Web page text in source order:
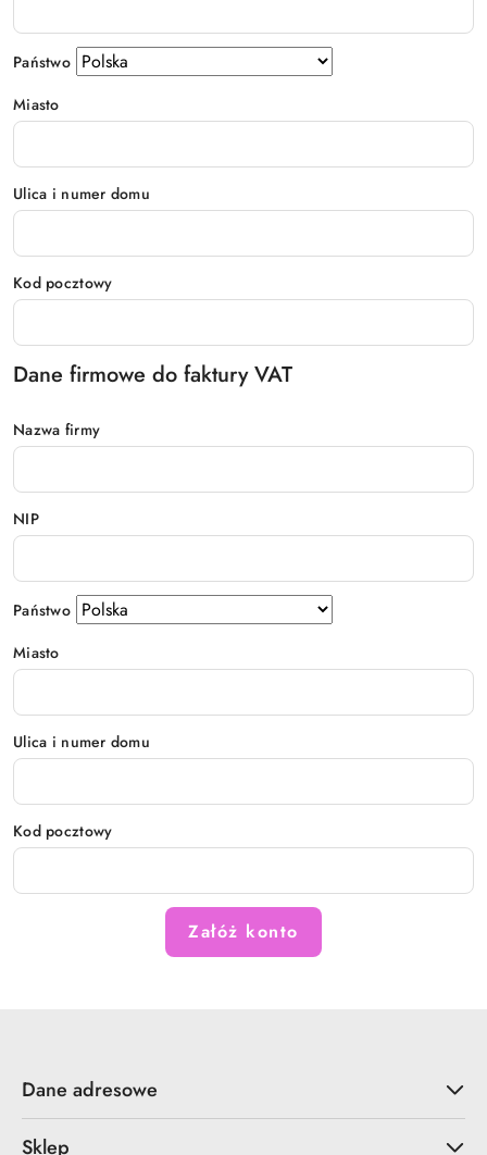
Państwo
Miasto
Ulica i numer domu
Kod pocztowy
Dane firmowe do faktury VAT
Nazwa firmy
NIP
Państwo
Miasto
Ulica i numer domu
Kod pocztowy
Załóż konto
Dane adresowe
Sklep